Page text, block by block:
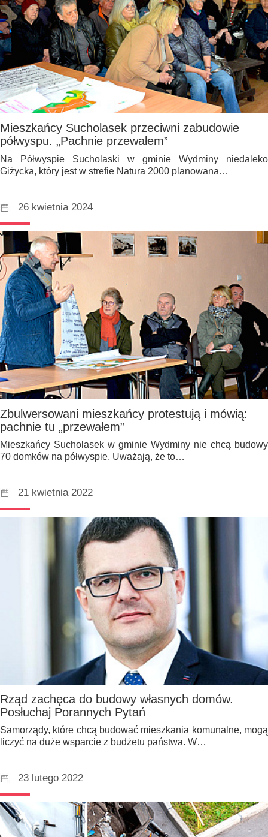
Mieszkańcy Sucholasek przeciwni zabudowie
półwyspu. „Pachnie przewałem”
Na Półwyspie Sucholaski w gminie Wydminy niedaleko
Giżycka, który jest w strefie Natura 2000 planowana…
26 kwietnia 2024
Zbulwersowani mieszkańcy protestują i mówią:
pachnie tu „przewałem”
Mieszkańcy Sucholasek w gminie Wydminy nie chcą budowy
70 domków na półwyspie. Uważają, że to…
21 kwietnia 2022
Rząd zachęca do budowy własnych domów.
Posłuchaj Porannych Pytań
Samorządy, które chcą budować mieszkania komunalne, mogą
liczyć na duże wsparcie z budżetu państwa. W…
23 lutego 2022